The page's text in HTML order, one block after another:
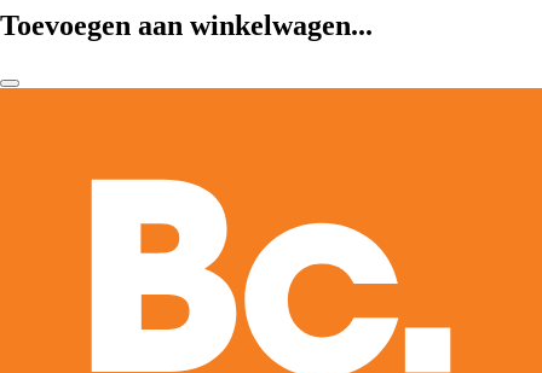
Toevoegen aan winkelwagen...